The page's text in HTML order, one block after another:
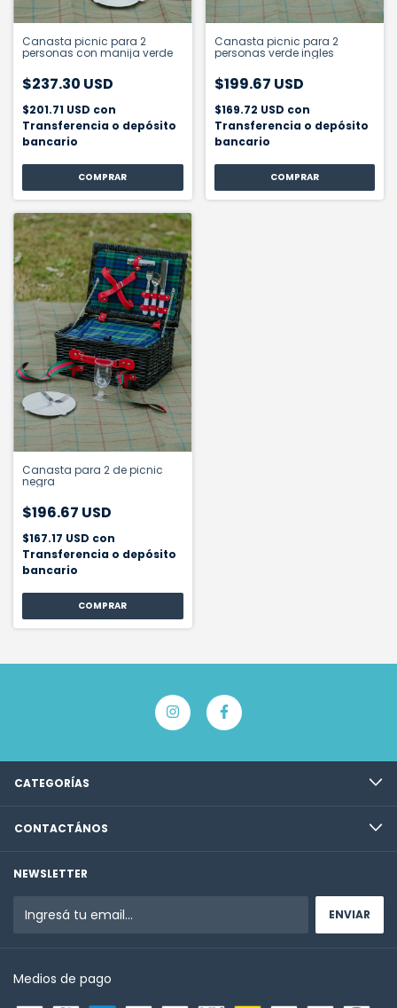
Canasta picnic para 2
personas con manija verde
$237.30 USD
$201.71 USD con
Transferencia o depósito
bancario
Canasta picnic para 2
personas verde ingles
$199.67 USD
$169.72 USD con
Transferencia o depósito
bancario
Canasta para 2 de picnic
negra
$196.67 USD
$167.17 USD con
Transferencia o depósito
bancario
CATEGORÍAS
CONTACTÁNOS
NEWSLETTER
Medios de pago